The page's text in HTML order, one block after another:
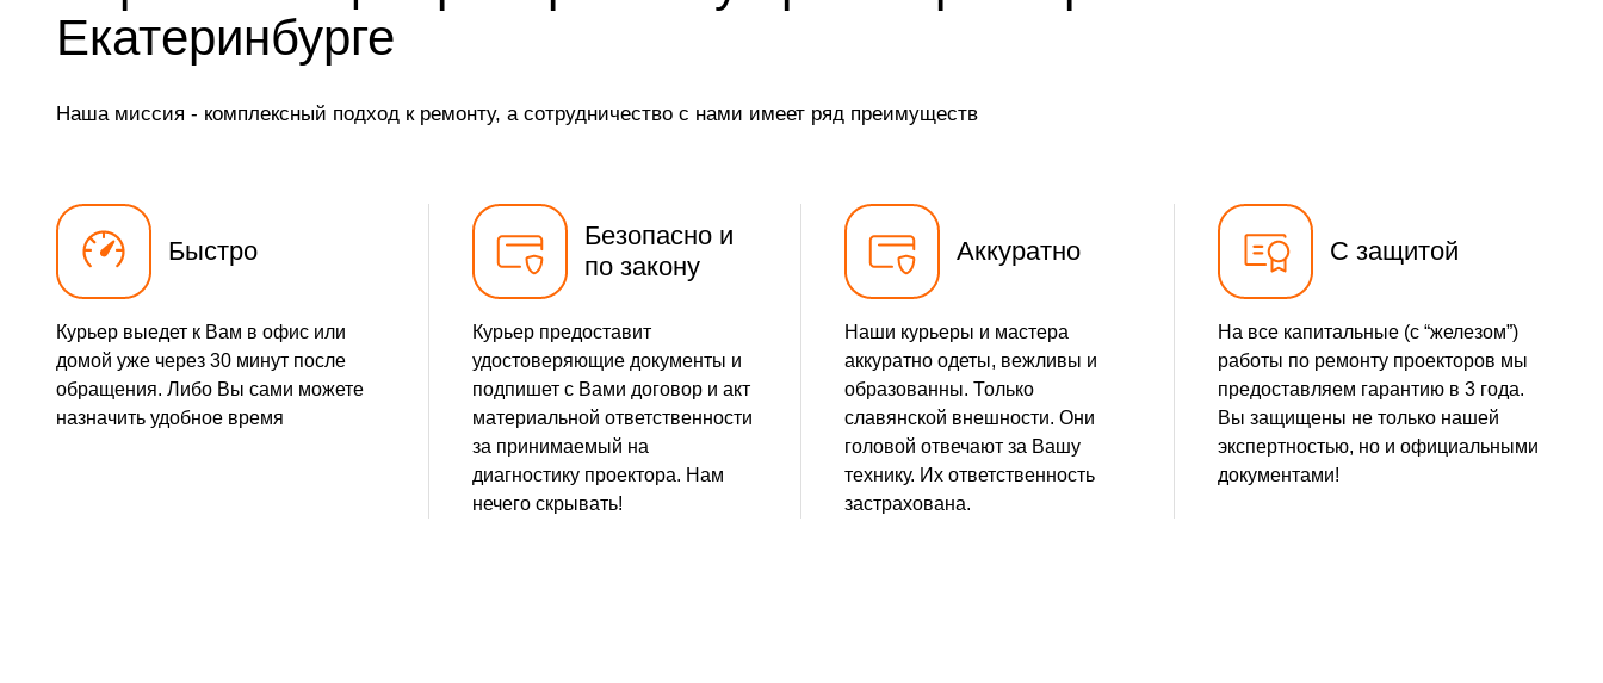
Екатеринбурге
Наша миссия - комплексный подход к ремонту, а сотрудничество с нами имеет ряд преимуществ
Быстро
Курьер выедет к Вам в офис или
домой уже через 30 минут после
обращения. Либо Вы сами можете
назначить удобное время
Безопасно и
по закону
Курьер предоставит
удостоверяющие документы и
подпишет с Вами договор и акт
материальной ответственности
за принимаемый на
диагностику проектора. Нам
нечего скрывать!
Аккуратно
Наши курьеры и мастера
аккуратно одеты, вежливы и
образованны. Только
славянской внешности. Они
головой отвечают за Вашу
технику. Их ответственность
застрахована.
С защитой
На все капитальные (с “железом”)
работы по ремонту проекторов мы
предоставляем гарантию в 3 года.
Вы защищены не только нашей
экспертностью, но и официальными
документами!